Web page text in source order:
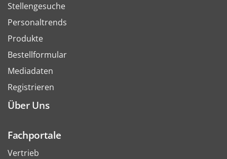
Stellengesuche
Personaltrends
Produkte
Bestellformular
Mediadaten
Registrieren
Über Uns
Fachportale
Vertrieb